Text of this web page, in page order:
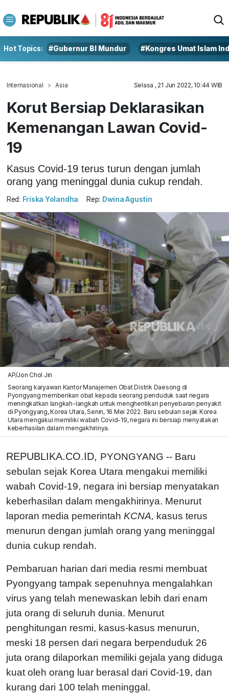
Hot Topics: #Gubernur BI Mundur #Kongres Umat Islam
Internasional Asia Selasa , 21 Jun 2022, 10:44 WIB
Korut Bersiap Deklarasikan
Kemenangan Lawan Covid-
19
Kasus Covid-19 terus turun dengan jumlah
orang yang meninggal dunia cukup rendah.
Red: Friska Yolandha Rep: Dwina Agustin
AP/Jon Chol Jin
Seorang karyawan Kantor Manajemen Obat Distrik Daesong di
Pyongyang memberikan obat kepada seorang penduduk saat negara
meningkatkan langkah-langkah untuk menghentikan penyebaran penyakit
di Pyongyang, Korea Utara, Senin, 16 Mei 2022. Baru sebulan sejak Korea
Utara mengakui memiliki wabah Covid-19, negara ini bersiap menyatakan
keberhasilan dalam mengakhirinya.
REPUBLIKA.CO.ID, PYONGYANG -- Baru
sebulan sejak Korea Utara mengakui memiliki
wabah Covid-19, negara ini bersiap menyatakan
keberhasilan dalam mengakhirinya. Menurut
laporan media pemerintah KCNA, kasus terus
menurun dengan jumlah orang yang meninggal
dunia cukup rendah.
Pembaruan harian dari media resmi membuat
Pyongyang tampak sepenuhnya mengalahkan
virus yang telah menewaskan lebih dari enam
juta orang di seluruh dunia. Menurut
penghitungan resmi, kasus-kasus menurun,
meski 18 persen dari negara berpenduduk 26
juta orang dilaporkan memiliki gejala yang diduga
kuat oleh orang luar berasal dari Covid-19, dan
kurang dari 100 telah meninggal.